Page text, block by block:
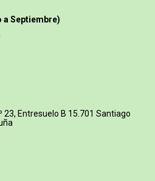
a Septiembre)
23, Entresuelo B 15.701 Santiago